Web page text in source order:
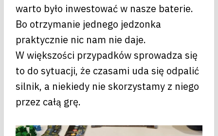
warto było inwestować w nasze baterie.
Bo otrzymanie jednego jedzonka
praktycznie nic nam nie daje.
W większości przypadków sprowadza się
to do sytuacji, że czasami uda się odpalić
silnik, a niekiedy nie skorzystamy z niego
przez całą grę.